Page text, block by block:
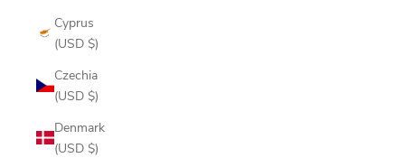
Cyprus
(USD $)
Czechia
(USD $)
Denmark
(USD $)